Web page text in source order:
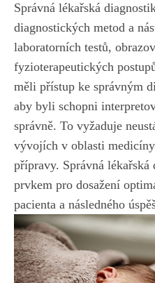
Správná lékařská
diagnostických metod a
laboratorních testů,
fyzioterapeutických
měli přístup ke správným
aby byli schopni
správně. ‌To vyžaduje
⁣vývojích v oblasti
přípravy. Správná
prvkem pro⁣ dosažení
pacienta a ⁢následného